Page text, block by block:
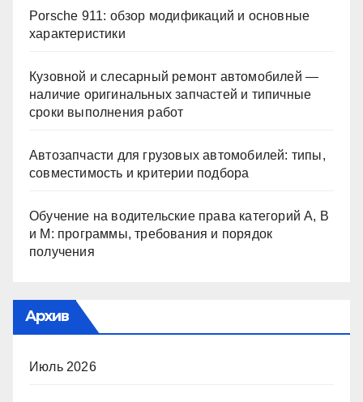
Porsche 911: обзор модификаций и основные
характеристики
Кузовной и слесарный ремонт автомобилей —
наличие оригинальных запчастей и типичные
сроки выполнения работ
Автозапчасти для грузовых автомобилей: типы,
совместимость и критерии подбора
Обучение на водительские права категорий A, B
и M: программы, требования и порядок
получения
Архив
Июль 2026